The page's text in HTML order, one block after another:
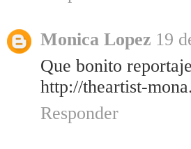
Monica Lopez 19
Que bonito
http://theartist-
Responder